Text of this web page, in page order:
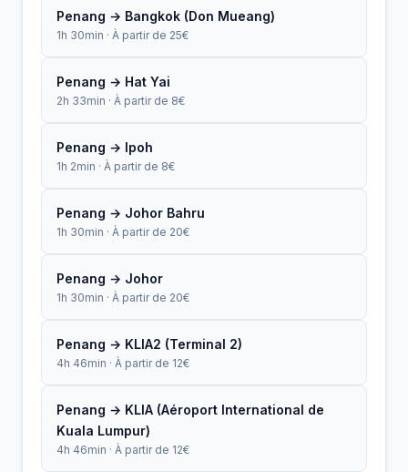
Penang → Bangkok (Don Mueang)
1h 30min · À partir de 25€
Penang → Hat Yai
2h 33min · À partir de 8€
Penang → Ipoh
1h 2min · À partir de 8€
Penang → Johor Bahru
1h 30min · À partir de 20€
Penang → Johor
1h 30min · À partir de 20€
Penang → KLIA2 (Terminal 2)
4h 46min · À partir de 12€
Penang → KLIA (Aéroport International de
Kuala Lumpur)
4h 46min · À partir de 12€